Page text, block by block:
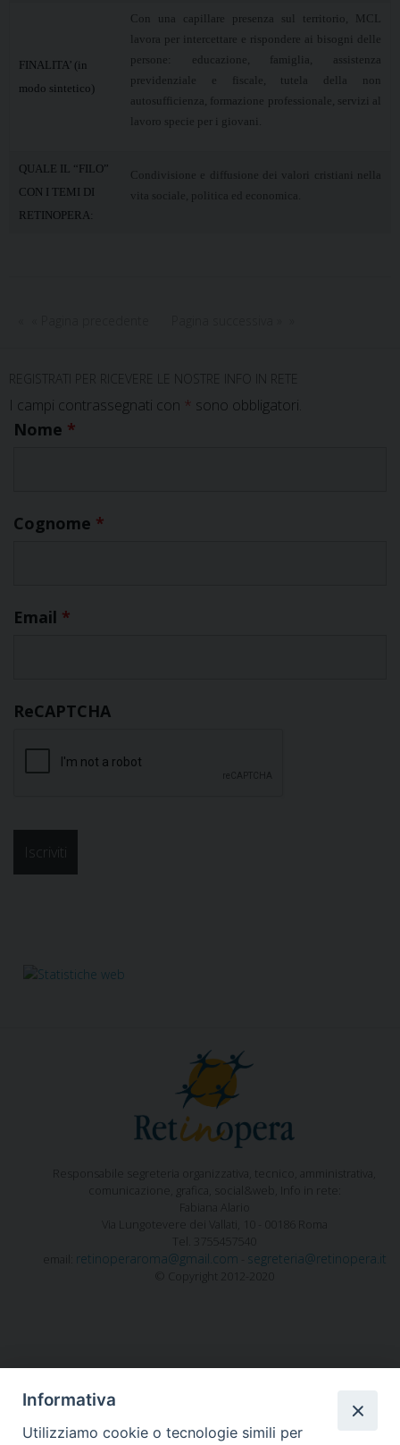
FINALITA’ (in
modo sintetico)
Con una capillare presenza sul territorio, MCL
lavora per intercettare e rispondere ai bisogni delle
persone: educazione, famiglia, assistenza
previdenziale e fiscale, tutela della non
autosufficienza, formazione professionale, servizi al
lavoro specie per i giovani.
QUALE IL “FILO”
CON I TEMI DI
RETINOPERA:
Condivisione e diffusione dei valori cristiani nella
vita sociale, politica ed economica.
REGISTRATI PER RICEVERE LE NOSTRE INFO IN RETE
I campi contrassegnati con * sono obbligatori.
Nome *
Cognome *
Email *
ReCAPTCHA
Responsabile segreteria organizzativa, tecnico, amministrativa,
comunicazione, grafica, social&web, Info in rete:
Fabiana Alario
Via Lungotevere dei Vallati, 10 - 00186 Roma
Tel. 3755457540
email: retinoperaroma@gmail.com segreteria@retinopera.it
© Copyright 2012-2020
Informativa
Utilizziamo cookie o tecnologie simili per